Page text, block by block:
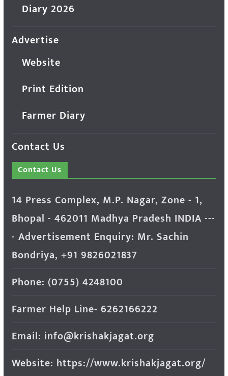
Diary 2026
Advertise
Website
Print Edition
Farmer Diary
Contact Us
Contact Us
14 Press Complex, M.P. Nagar, Zone - 1,
Bhopal - 462011 Madhya Pradesh INDIA ---
- Advertisement Enquiry: Mr. Sachin
Bondriya, +91 9826021837
Phone: (0755) 4248100
Farmer Help Line- 6262166222
Email: info@krishakjagat.org
Website: https://www.krishakjagat.org/